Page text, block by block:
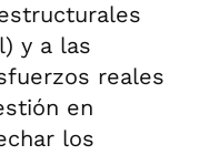
y a las
reales
en
los